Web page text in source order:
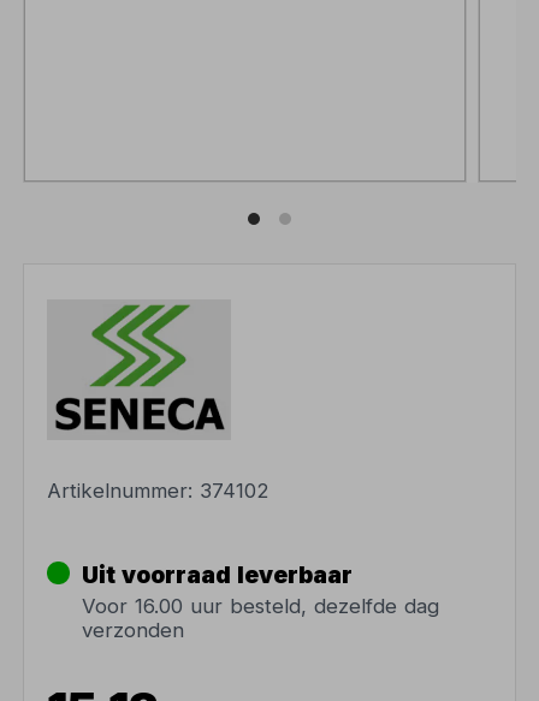
Artikelnummer: 374102
Uit voorraad leverbaar
Voor 16.00 uur besteld, dezelfde dag
verzonden